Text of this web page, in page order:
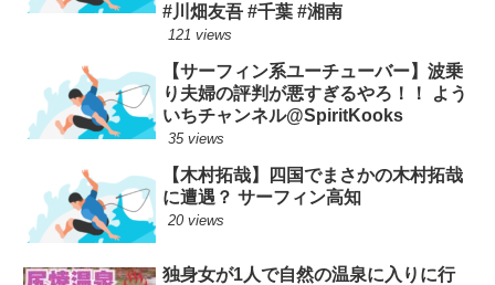
#川畑友吾 #千葉 #湘南
121 views
【サーフィン系ユーチューバー】波乗
り夫婦の評判が悪すぎるやろ！！ よう
いちチャンネル@SpiritKooks
35 views
【木村拓哉】四国でまさかの木村拓哉
に遭遇？ サーフィン高知
20 views
独身女が1人で自然の温泉に入りに行